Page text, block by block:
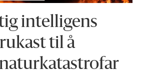
intelligens
til å